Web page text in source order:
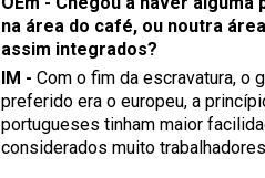
na área do café, ou noutra
assim integrados?
IM - Com o fim da escravatura, o
preferido era o europeu, a
portugueses tinham maior
considerados muito